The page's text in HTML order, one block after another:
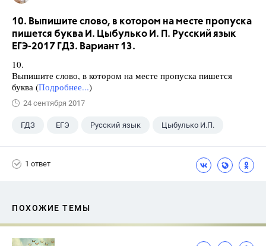
10. Выпишите слово, в котором на месте пропуска
пишется буква И. Цыбулько И. П. Русский язык
ЕГЭ-2017 ГДЗ. Вариант 13.
10.
Выпишите слово, в котором на месте пропуска пишется
буква (Подробнее...)
24 сентября 2017
ГДЗ ЕГЭ Русский язык Цыбулько И.П.
1 ответ
ПОХОЖИЕ ТЕМЫ